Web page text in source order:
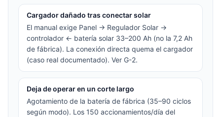
Cargador dañado tras conectar solar
El manual exige Panel → Regulador Solar →
controlador ← batería solar 33–200 Ah (no la 7,2 Ah
de fábrica). La conexión directa quema el cargador
(caso real documentado). Ver G-2.
Deja de operar en un corte largo
Agotamiento de la batería de fábrica (35–90 ciclos
según modo). Los 150 accionamientos/día del